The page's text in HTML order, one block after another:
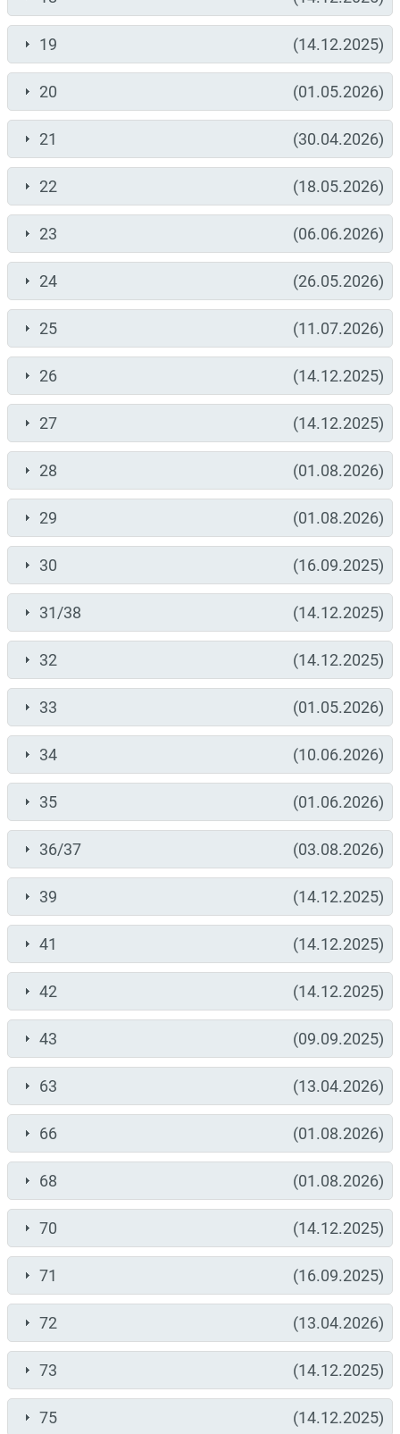
19 (14.12.2025)
20 (01.05.2026)
21 (30.04.2026)
22 (18.05.2026)
23 (06.06.2026)
24 (26.05.2026)
25 (11.07.2026)
26 (14.12.2025)
27 (14.12.2025)
28 (01.08.2026)
29 (01.08.2026)
30 (16.09.2025)
31/38 (14.12.2025)
32 (14.12.2025)
33 (01.05.2026)
34 (10.06.2026)
35 (01.06.2026)
36/37 (03.08.2026)
39 (14.12.2025)
41 (14.12.2025)
42 (14.12.2025)
43 (09.09.2025)
63 (13.04.2026)
66 (01.08.2026)
68 (01.08.2026)
70 (14.12.2025)
71 (16.09.2025)
72 (13.04.2026)
73 (14.12.2025)
75 (14.12.2025)